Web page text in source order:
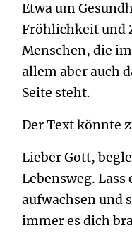
Etwa um
Fröhlichkeit und
Menschen, die
allem aber auch
Seite steht.
Der Text könnte
Lieber Gott,
Lebensweg. Lass
aufwachsen und
immer es dich